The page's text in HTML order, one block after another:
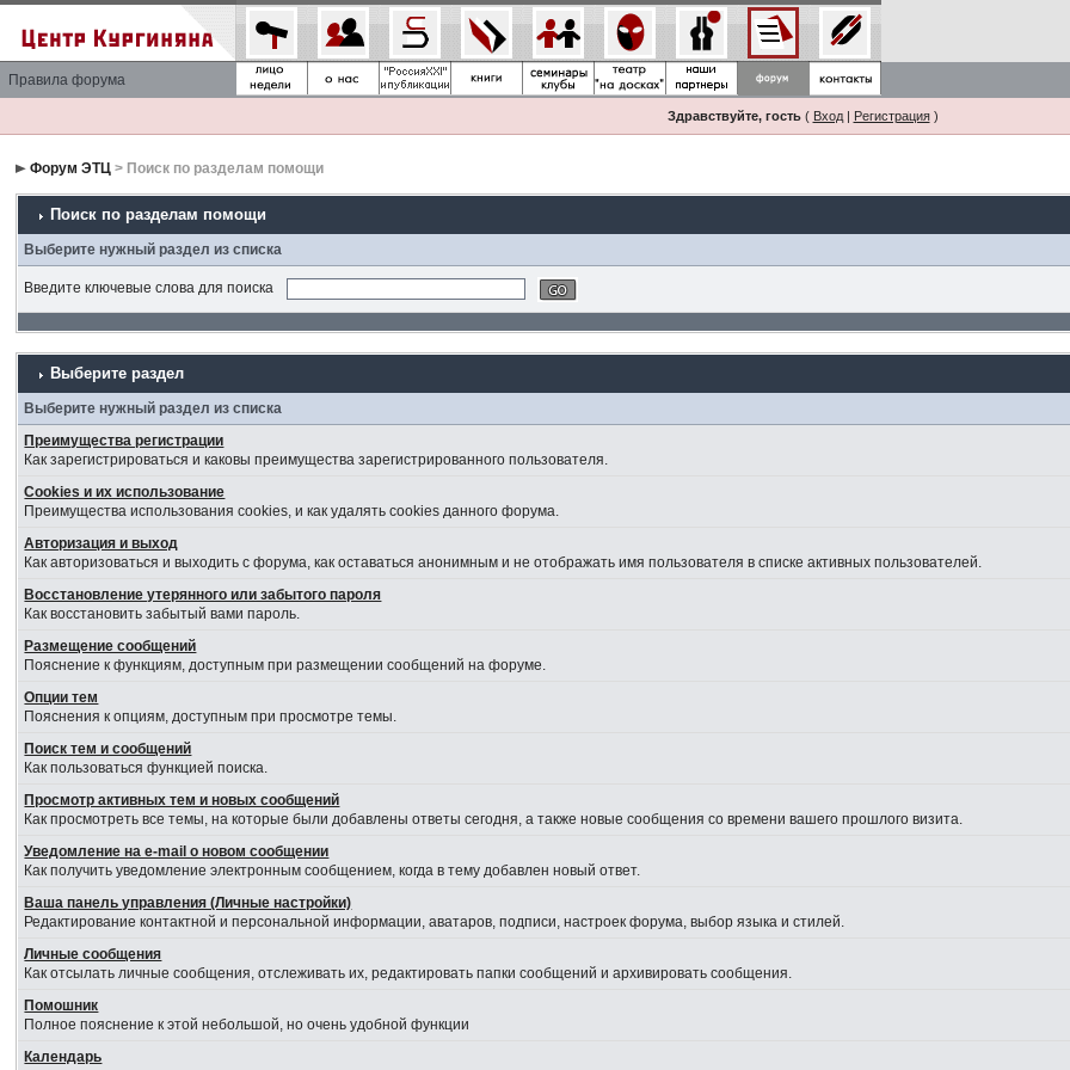
Правила форума
Здравствуйте, гость( Вход| Регистрация)
Форум ЭТЦ > Поиск по разделам помощи
Поиск по разделам помощи
Выберите нужный раздел из списка
Введите ключевые слова для поиска
Выберите раздел
Выберите нужный раздел из списка
Преимущества регистрации
Как зарегистрироваться и каковы преимущества зарегистрированного пользователя.
Cookies и их использование
Преимущества использования cookies, и как удалять cookies данного форума.
Авторизация и выход
Как авторизоваться и выходить с форума, как оставаться анонимным и не отображать имя пользователя в списке активных пользователей.
Восстановление утерянного или забытого пароля
Как восстановить забытый вами пароль.
Размещение сообщений
Пояснение к функциям, доступным при размещении сообщений на форуме.
Опции тем
Пояснения к опциям, доступным при просмотре темы.
Поиск тем и сообщений
Как пользоваться функцией поиска.
Просмотр активных тем и новых сообщений
Как просмотреть все темы, на которые были добавлены ответы сегодня, а также новые сообщения со времени вашего прошлого визита.
Уведомление на е-mail о новом сообщении
Как получить уведомление электронным сообщением, когда в тему добавлен новый ответ.
Ваша панель управления (Личные настройки)
Редактирование контактной и персональной информации, аватаров, подписи, настроек форума, выбор языка и стилей.
Личные сообщения
Как отсылать личные сообщения, отслеживать их, редактировать папки сообщений и архивировать сообщения.
Помошник
Полное пояснение к этой небольшой, но очень удобной функции
Календарь